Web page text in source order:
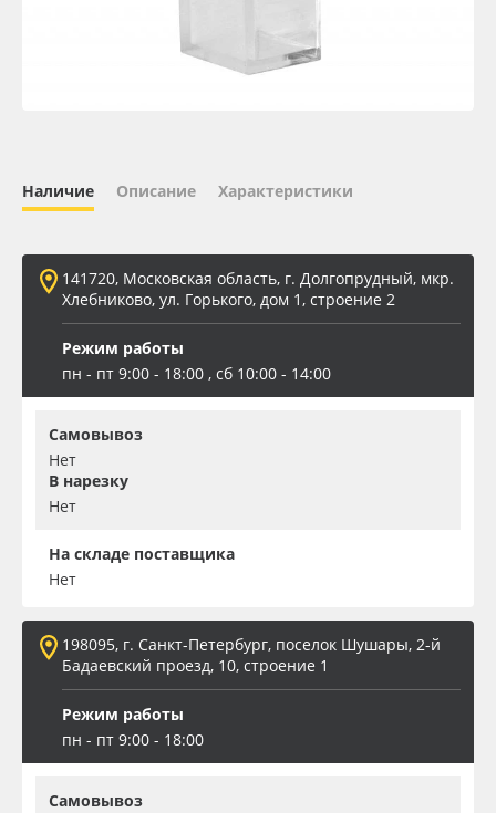
ПЭТ листовой
ПЭТ бэклит
Вспененный ПВХ
Баннер
Заготовки для сувениров
Наличие Описание Характеристики
141720, Московская область, г. Долгопрудный, мкр.
Хлебниково, ул. Горького, дом 1, строение 2
Режим работы
пн - пт 9:00 - 18:00 , сб 10:00 - 14:00
Самовывоз
Нет
В нарезку
Нет
На складе поставщика
Нет
198095, г. Санкт-Петербург, поселок Шушары, 2-й
Бадаевский проезд, 10, строение 1
Режим работы
пн - пт 9:00 - 18:00
Самовывоз